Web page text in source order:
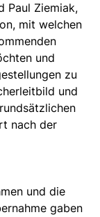
Paul Ziemiak,
mit welchen
und
zu
und
nach der
und die
gaben